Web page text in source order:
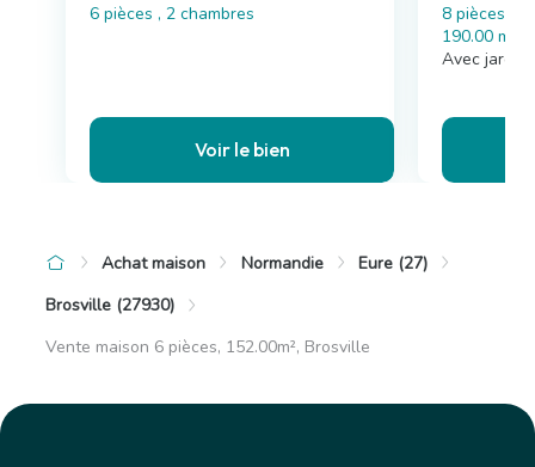
6 pièces , 2 chambres
Voir le bien
8 pièces , 5
190.00 m²
Avec jardin
Achat maison Normandie
Eure (27)
Brosville (27930)
Vente maison 6 pièces, 152.00m², Brosville